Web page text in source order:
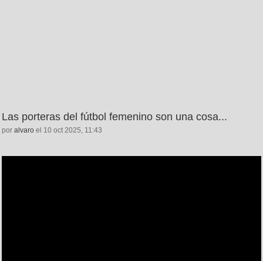
Las porteras del fútbol femenino son una cosa...
por alvaro el 10 oct 2025, 11:43